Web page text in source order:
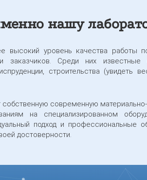
нашу
высокий уровень качества работы
Среди них известные
строительства (увидеть
современную
на специализированном
подход и профессиональные
достоверности.